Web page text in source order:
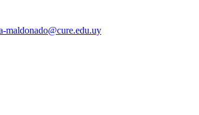
maldonado@cure.edu.uy